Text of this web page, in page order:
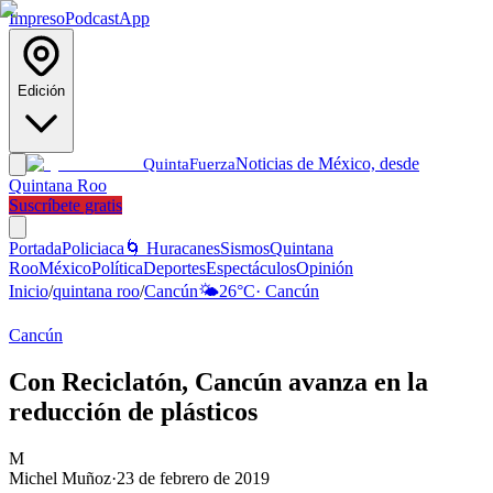
ImpresoPodcastApp
Edición
QuintaFuerzaNoticias de México, desde
Quintana Roo
Suscríbete gratis
PortadaPoliciaca 🌀 HuracanesSismosQuintana
RooMéxicoPolíticaDeportesEspectáculosOpinión
Inicio/quintana roo/Cancún🌤️26°C· Cancún
Cancún
Con Reciclatón, Cancún avanza en la
reducción de plásticos
M
Michel Muñoz·23 de febrero de 2019